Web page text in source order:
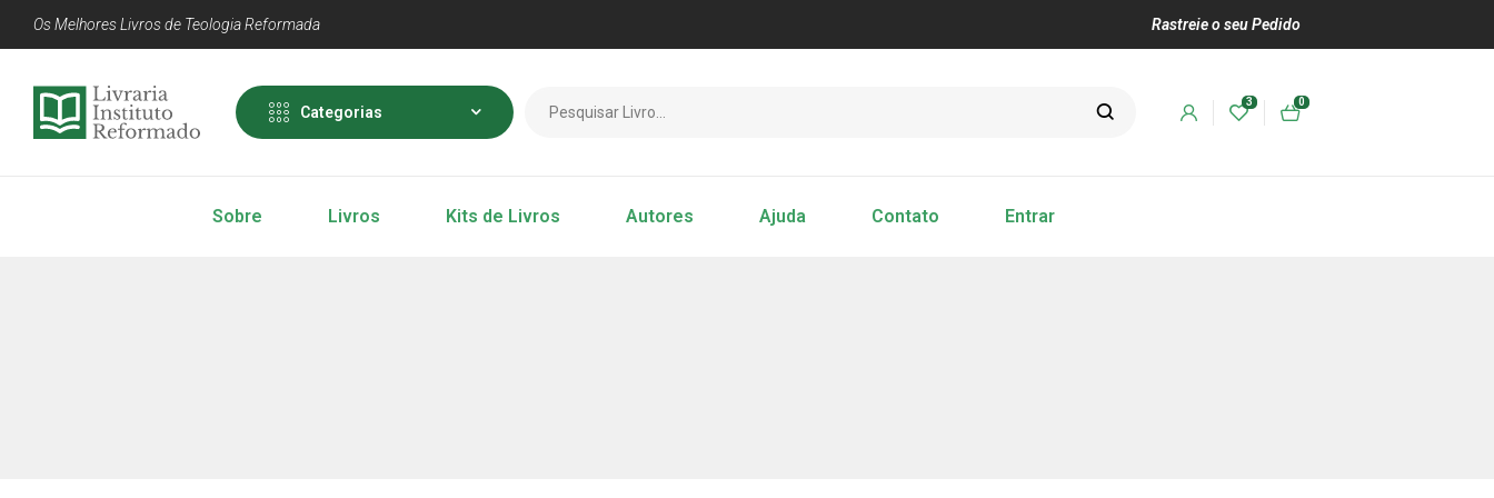
Os Melhores Livros de Teologia Reformada Rastreie o seu Pedido
Categorias
3 0
Sobre Livros Kits de Livros Autores Ajuda Contato Entrar